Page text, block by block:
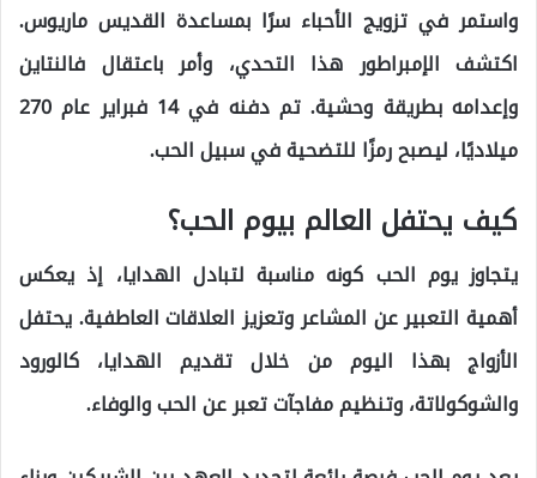
واستمر في تزويج الأحباء سرًا بمساعدة القديس ماريوس.
اكتشف الإمبراطور هذا التحدي، وأمر باعتقال فالنتاين
وإعدامه بطريقة وحشية. تم دفنه في 14 فبراير عام 270
ميلاديًا، ليصبح رمزًا للتضحية في سبيل الحب.
كيف يحتفل العالم بيوم الحب؟
يتجاوز يوم الحب كونه مناسبة لتبادل الهدايا، إذ يعكس
أهمية التعبير عن المشاعر وتعزيز العلاقات العاطفية. يحتفل
الأزواج بهذا اليوم من خلال تقديم الهدايا، كالورود
والشوكولاتة، وتنظيم مفاجآت تعبر عن الحب والوفاء.